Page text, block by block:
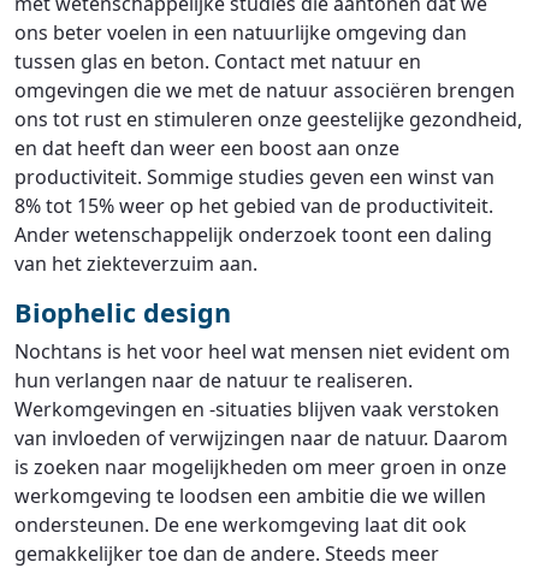
ons beter voelen in een natuurlijke omgeving dan
tussen glas en beton. Contact met natuur en
omgevingen die we met de natuur associëren brengen
ons tot rust en stimuleren onze geestelijke gezondheid,
en dat heeft dan weer een boost aan onze
productiviteit. Sommige studies geven een winst van
8% tot 15% weer op het gebied van de productiviteit.
Ander wetenschappelijk onderzoek toont een daling
van het ziekteverzuim aan.
Biophelic design
Nochtans is het voor heel wat mensen niet evident om
hun verlangen naar de natuur te realiseren.
Werkomgevingen en -situaties blijven vaak verstoken
van invloeden of verwijzingen naar de natuur. Daarom
is zoeken naar mogelijkheden om meer groen in onze
werkomgeving te loodsen een ambitie die we willen
ondersteunen. De ene werkomgeving laat dit ook
gemakkelijker toe dan de andere. Steeds meer